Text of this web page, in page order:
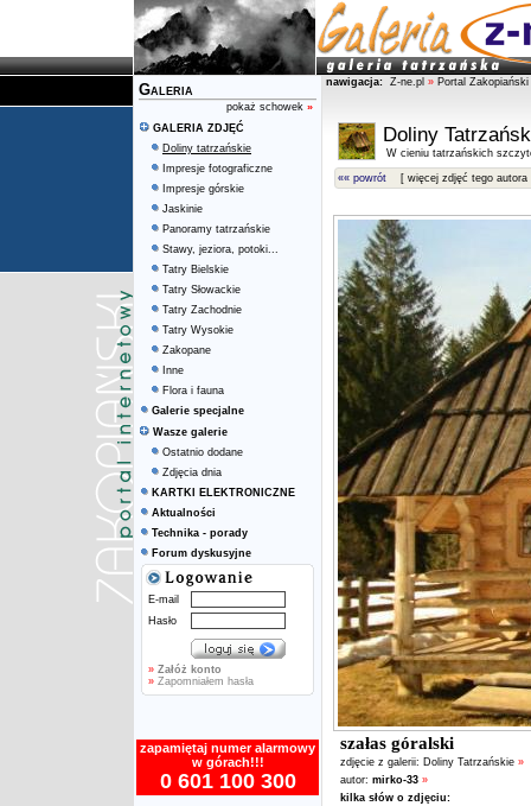
Galeria
pokaż schowek »
GALERIA ZDJĘĆ
Doliny tatrzańskie
Impresje fotograficzne
Impresje górskie
Jaskinie
Panoramy tatrzańskie
Stawy, jeziora, potoki...
Tatry Bielskie
Tatry Słowackie
Tatry Zachodnie
Tatry Wysokie
Zakopane
Inne
Flora i fauna
Galerie specjalne
Wasze galerie
Ostatnio dodane
Zdjęcia dnia
KARTKI ELEKTRONICZNE
Aktualności
Technika - porady
Forum dyskusyjne
E-mail
Hasło
» Załóż konto
» Zapomniałem hasła
zapamiętaj numer alarmowy
w górach!!!
0 601 100 300
nawigacja: Z-ne.pl » Portal Zakopiański
Doliny
W cieniu tatrzańskich
«« powrót [ więcej zdjęć tego autora
szałas góralski
zdjęcie z galerii: Doliny Tatrzańskie »
autor: mirko-33 »
kilka słów o zdjęciu: